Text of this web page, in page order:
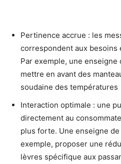
Pertinence accrue : les
correspondent aux besoins
Par exemple, une
mettre en avant des
soudaine des températures
Interaction optimale : une
directement au
plus forte. Une enseigne
exemple, proposer une
lèvres spécifique aux